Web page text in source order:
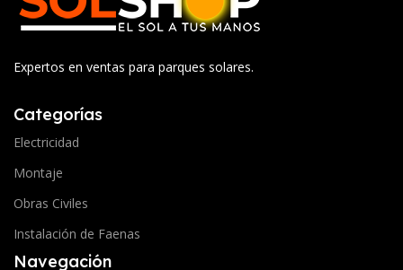
Expertos en ventas para parques solares.
Categorías
Electricidad
Montaje
Obras Civiles
Instalación de Faenas
Navegación